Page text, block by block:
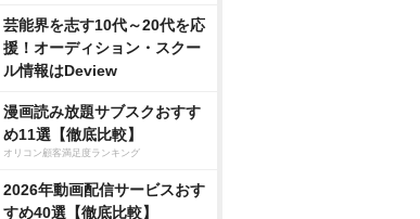
芸能界を志す10代～20代を応
援！オーディション・スクー
ル情報はDeview
漫画読み放題サブスクおすす
め11選【徹底比較】
オリコン顧客満足度ランキング
2026年動画配信サービスおす
すめ40選【徹底比較】